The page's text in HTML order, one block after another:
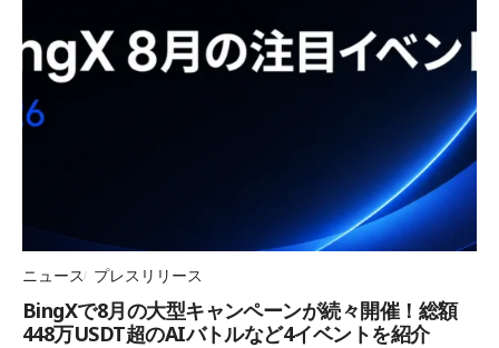
ニュース プレスリリース
BingXで8月の大型キャンペーンが続々開催！総額
448万USDT超のAIバトルなど4イベントを紹介